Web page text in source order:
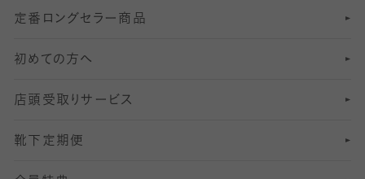
7 分丈 レギンス
8分丈 レギンス
10分丈 レギンス
12分丈レギンス
スーツカジュアルソックス・靴下
ロングホーズ
サッカー・フットサル用ソックス
ヨガソックス・靴下
スポーツ用レッグウォーマー
SSサイズ（21～23cm）
加圧・着圧ソックス
冷えとり靴下
着圧・加圧タイツ
むくみ対策
定番ロングセラー商品
初めての方へ
店頭受取りサービス
靴下定期便